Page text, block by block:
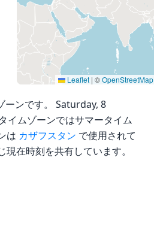
Leaflet | ©OpenStreetMap
ーンです。 Saturday, 8
イムゾーンではサマータイム
は カザフスタン で使用されて
在時刻を共有しています。